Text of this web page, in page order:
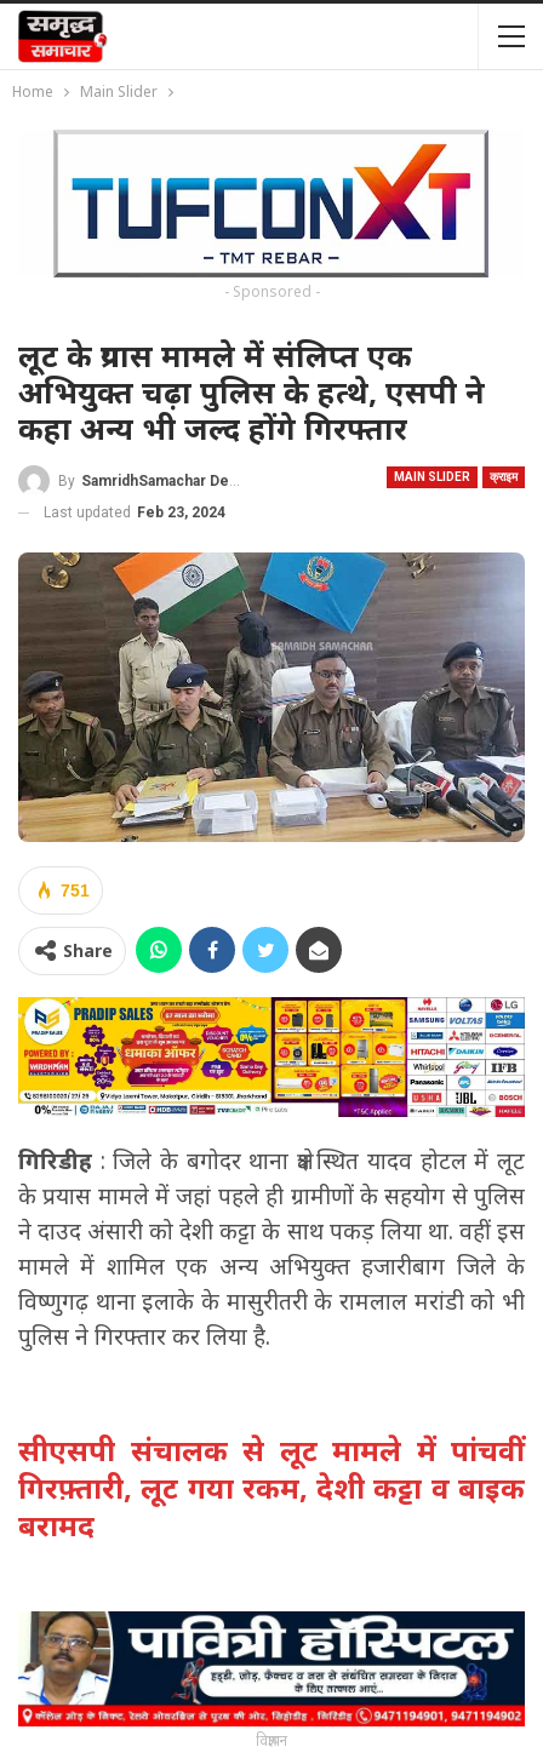
Home Main Slider
- Sponsored -
लूट के प्रयास मामले में संलिप्त एक
अभियुक्त चढ़ा पुलिस के हत्थे, एसपी ने
कहा अन्य भी जल्द होंगे गिरफ्तार
MAIN SLIDER क्राइम
By SamridhSamachar Desk
Last updated Feb 23, 2024
751
Share
गिरिडीह : जिले के बगोदर थाना क्षेत्र स्थित यादव होटल में लूट
के प्रयास मामले में जहां पहले ही ग्रामीणों के सहयोग से पुलिस
ने दाउद अंसारी को देशी कट्टा के साथ पकड़ लिया था. वहीं इस
मामले में शामिल एक अन्य अभियुक्त हजारीबाग जिले के
विष्णुगढ़ थाना इलाके के मासुरीतरी के रामलाल मरांडी को भी
पुलिस ने गिरफ्तार कर लिया है.
सीएसपी संचालक से लूट मामले में पांचवीं
गिरफ़्तारी, लूट गया रकम, देशी कट्टा व बाइक
बरामद
विज्ञापन